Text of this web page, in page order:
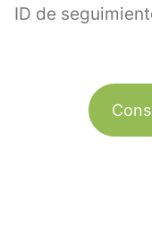
ID de